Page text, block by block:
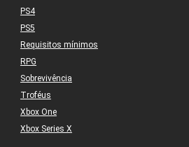
PS4
PS5
Requisitos mínimos
RPG
Sobrevivência
Troféus
Xbox One
Xbox Series X